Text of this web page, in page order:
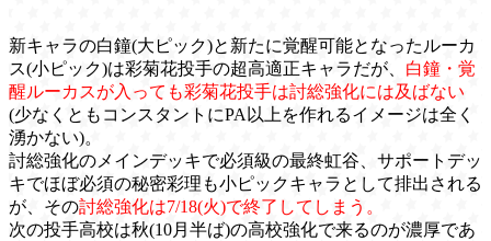
新キャラの白鐘(大ピック)と新たに覚醒可能となったルーカ
ス(小ピック)は彩菊花投手の超高適正キャラだが、 白鐘・覚
醒ルーカスが入っても彩菊花投手は討総強化には及ばない
(少なくともコンスタントにPA以上を作れるイメージは全く
湧かない)。
討総強化のメインデッキで必須級の最終虹谷、サポートデッ
キでほぼ必須の秘密彩理も小ピックキャラとして排出される
が、その討総強化は7/18(火)で終了してしまう。
次の投手高校は秋(10月半ば)の高校強化で来るのが濃厚であ